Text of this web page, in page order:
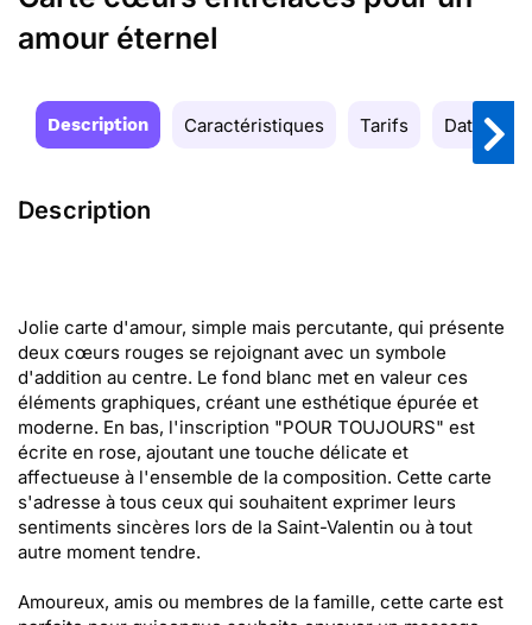
amour éternel
Description Caractéristiques Tarifs Date de
Description
Jolie carte d'amour, simple mais percutante, qui présente
deux cœurs rouges se rejoignant avec un symbole
d'addition au centre. Le fond blanc met en valeur ces
éléments graphiques, créant une esthétique épurée et
moderne. En bas, l'inscription "POUR TOUJOURS" est
écrite en rose, ajoutant une touche délicate et
affectueuse à l'ensemble de la composition. Cette carte
s'adresse à tous ceux qui souhaitent exprimer leurs
sentiments sincères lors de la Saint-Valentin ou à tout
autre moment tendre.
Amoureux, amis ou membres de la famille, cette carte est